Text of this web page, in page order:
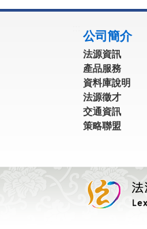
公司簡介
法源資訊
產品服務
資料庫說明
法源徵才
交通資訊
策略聯盟